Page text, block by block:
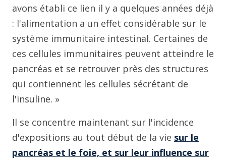
avons établi ce lien il y a quelques années déjà
: l'alimentation a un effet considérable sur le
système immunitaire intestinal. Certaines de
ces cellules immunitaires peuvent atteindre le
pancréas et se retrouver près des structures
qui contiennent les cellules sécrétant de
l'insuline. »
Il se concentre maintenant sur l'incidence
d'expositions au tout début de la vie sur le
pancréas et le foie, et sur leur influence sur